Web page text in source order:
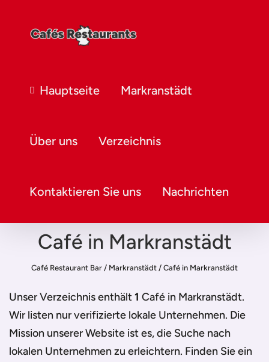
Hauptseite Markranstädt
Über uns Verzeichnis
Kontaktieren Sie uns Nachrichten
Café in Markranstädt
Café Restaurant Bar / Markranstädt / Café in Markranstädt
Unser Verzeichnis enthält1 Café in Markranstädt.
Wir listen nur verifizierte lokale Unternehmen. Die
Mission unserer Website ist es, die Suche nach
lokalen Unternehmen zu erleichtern. Finden Sie ein